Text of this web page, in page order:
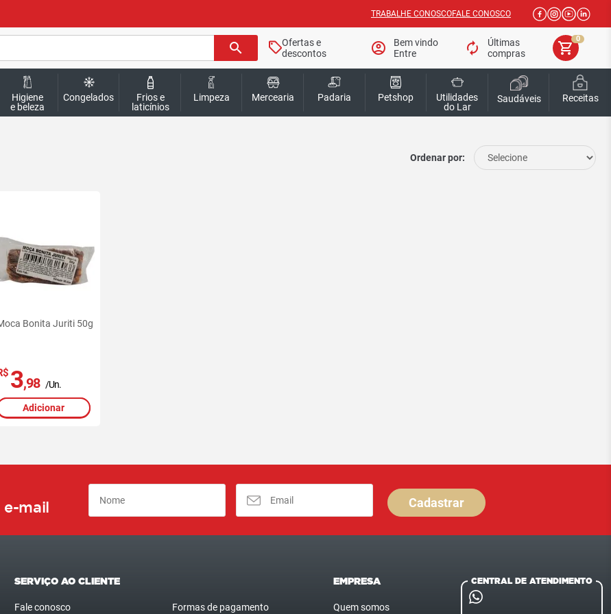
TRABALHE CONOSCOFALE CONOSCO
search
Ofertas e
descontos
account_circle
Bem vindo
Entre
autorenew
Últimas
compras
shopping_cart
0
Higiene
e beleza
Congelados
Frios e
laticínios
Limpeza Mercearia Padaria Petshop
Utilidades
do Lar
Saudáveis Receitas
Ordenar por:
Bonita Juriti 50g
3,98 /Un.
Adicionar
mail
Cadastrar
SERVIÇO AO CLIENTE
Fale conosco Formas de pagamento
EMPRESA
Quem somos
CENTRAL DE ATENDIMENTO